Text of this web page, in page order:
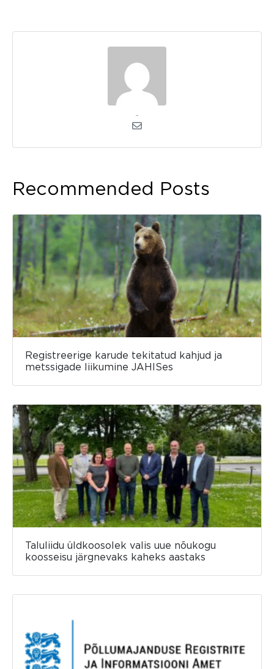
Recommended Posts
Registreerige karude tekitatud kahjud ja
metssigade liikumine JAHISes
Taluliidu üldkoosolek valis uue nõukogu
koosseisu järgnevaks kaheks aastaks